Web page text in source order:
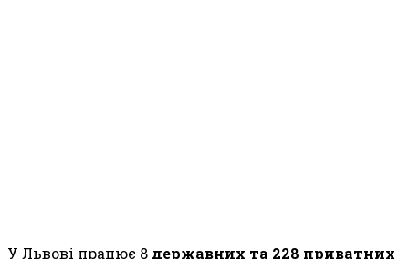
У Львові працює 8 державних та 228 приватних